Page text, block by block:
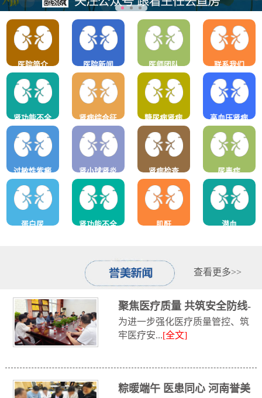
医院简介 医院新闻 医师团队 联系我们
肾功能不全 肾病综合征 糖尿病肾病 高血压肾病
过敏性紫癜 肾小球肾炎 肾病检查 尿毒症
蛋白尿 肾功能不全 肌酐 潜血
查看更多>>
聚焦医疗质量 共筑安全防线-
鹤壁市中...
为进一步强化医疗质量管控、筑
牢医疗安...[全文]
粽暖端午 医患同心 河南誉美